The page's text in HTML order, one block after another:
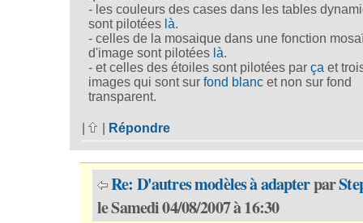
- les couleurs des cases dans les tables
sont pilotées là.
- celles de la mosaique dans une fonction
d'image sont pilotées là.
- et celles des étoiles sont pilotées parça et
images qui sont sur fond blanc et non sur fond
transparent.
| Répondre
Re: D'autres modèles à adapterpar
le Samedi 04/08/2007 à 16:30